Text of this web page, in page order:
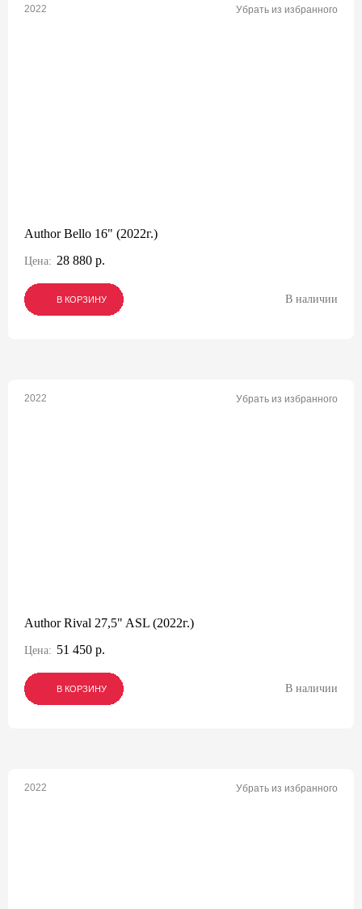
2022 Убрать из избранного
Author Bello 16" (2022г.)
Цена: 28 880 р.
В КОРЗИНУ
В КОРЗИНУ
В КОРЗИНУ В наличии
2022 Убрать из избранного
Author Rival 27,5" ASL (2022г.)
Цена: 51 450 р.
В КОРЗИНУ
В КОРЗИНУ
В КОРЗИНУ В наличии
2022 Убрать из избранного